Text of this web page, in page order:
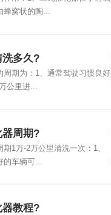
蜂窝状的陶...
多久?
周期为：1、通常驾驶习惯良好
公里进...
周期?
1万-2万公里清洗一次：1、
的车辆可...
教程?